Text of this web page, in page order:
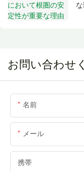
お問い合わせ
名前
メール
携帯